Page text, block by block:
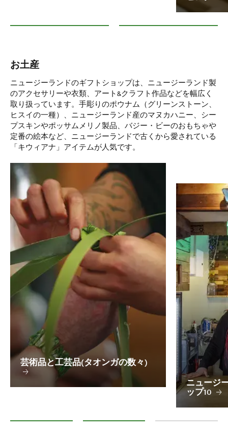
お土産
ニュージーランドのギフトショップは、ニュージーランド製
のアクセサリーや衣類、アート&クラフト作品などを幅広く
取り扱っています。手彫りのポウナム（グリーンストーン、
ヒスイの一種）、ニュージーランド産のマヌカハニー、シー
プスキンやポッサムメリノ製品、バジー・ビーのおもちゃや
定番の絵本など、ニュージーランドで古くから愛されている
「キウィアナ」アイテムが人気です。
芸術品と工芸品(タオンガの数々)
ニュージ
ップ10